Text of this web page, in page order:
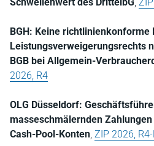
BGH: Keine richtlinienkonforme
Leistungsverweigerungsrechts
BGB bei Allgemein-
2026, R4
OLG Düsseldorf:
masseschmälernden
Cash-Pool-Konten, ZIP 2026,